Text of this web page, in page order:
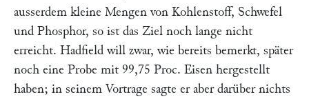
ausserdem kleine Mengen von Kohlenstoff, Schwefel
und Phosphor, so ist das Ziel noch lange nicht
erreicht. Hadfield will zwar, wie bereits bemerkt, später
noch eine Probe mit 99,75 Proc. Eisen hergestellt
haben; in seinem Vortrage sagte er aber darüber nichts